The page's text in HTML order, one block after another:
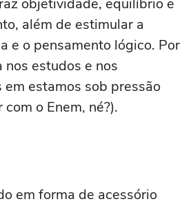
objetividade, equilíbrio e
além de estimular a
e o pensamento lógico. Por
nos estudos e nos
em estamos sob pressão
com o Enem, né?).
em forma de acessório